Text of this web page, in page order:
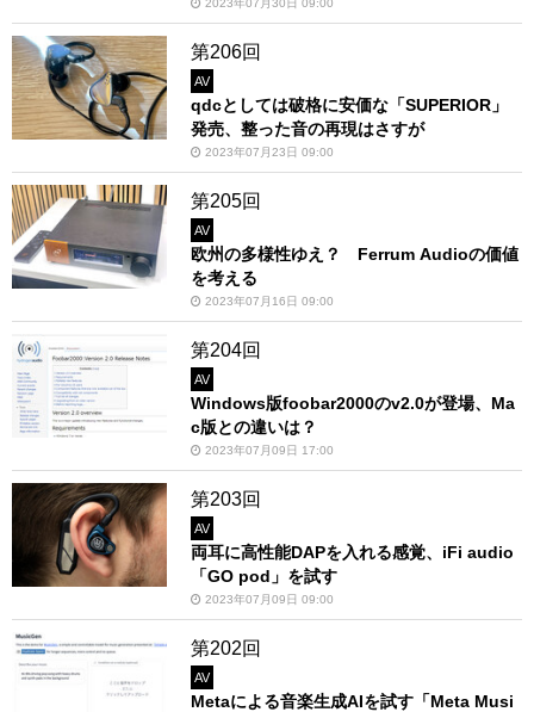
2023年07月30日 09:00
第206回
AV
qdcとしては破格に安価な「SUPERIOR」
発売、整った音の再現はさすが
2023年07月23日 09:00
第205回
AV
欧州の多様性ゆえ？ Ferrum Audioの価値
を考える
2023年07月16日 09:00
第204回
AV
Windows版foobar2000のv2.0が登場、Ma
c版との違いは？
2023年07月09日 17:00
第203回
AV
両耳に高性能DAPを入れる感覚、iFi audio
「GO pod」を試す
2023年07月09日 09:00
第202回
AV
Metaによる音楽生成AIを試す「Meta Musi